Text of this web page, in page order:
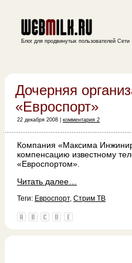
Блог для продвинутых пользователей Сети
Дочерняя
«Евроспорт»
22 декабря 2008 | комментария 2
Компания «Максима
компенсацию известному
«Евроспортом».
Читать далее…
Теги: Евроспорт, Стрим ТВ